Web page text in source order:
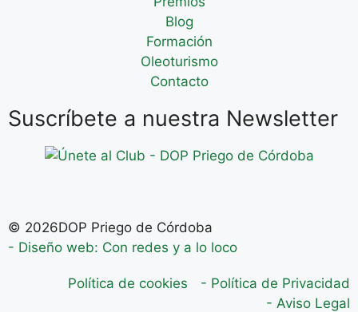
Blog
Formación
Oleoturismo
Contacto
Suscríbete a nuestra Newsletter
© 2026DOP Priego de Córdoba
- Diseño web: Con redes y a lo loco
Política de cookies
- Política de Privacidad
- Aviso Legal